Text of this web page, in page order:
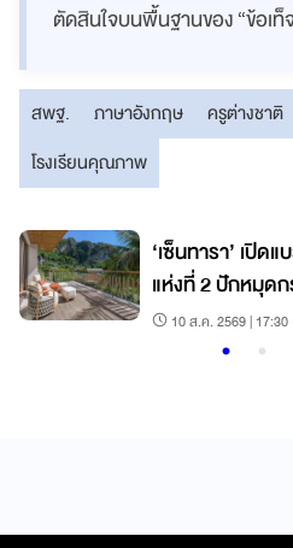
ตัดสินใจบนพื้นฐานของ “ข้อเท็
สพฐ. ภาษาอังกฤษ ครูต่างชาติ
โรงเรียนคุณภาพ
‘เซ็นทารา’ เปิด
แห่งที่ 2 ปักหมุดก
Luxury’ โตแรง
10 ส.ค. 2569 | 17:30